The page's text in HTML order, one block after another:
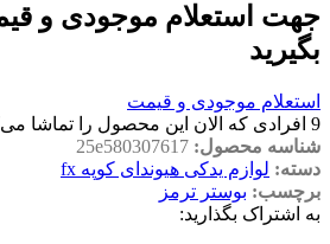
جهت استعلام موجودی و
بگیرید
استعلام موجودی و قیمت
9 افرادی که الان این محصول را تماشا
شناسه محصول: 25e580307617
دسته: لوازم یدکی هیوندای کوپه fx
برچسب: بوستر ترمز
به اشتراک بگذارید: